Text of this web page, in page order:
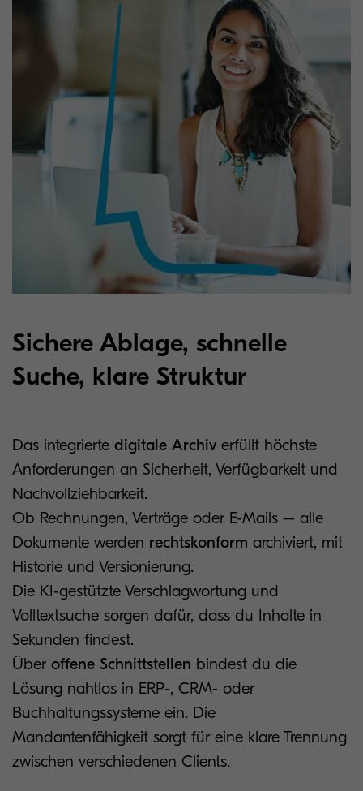
Sichere Ablage, schnelle
Suche, klare Struktur
Das integrierte digitale Archiv erfüllt höchste
Anforderungen an Sicherheit, Verfügbarkeit und
Nachvollziehbarkeit.
Ob Rechnungen, Verträge oder E-Mails – alle
Dokumente werden rechtskonform archiviert, mit
Historie und Versionierung.
Die KI-gestützte Verschlagwortung und
Volltextsuche sorgen dafür, dass du Inhalte in
Sekunden findest.
Über offene Schnittstellen bindest du die
Lösung nahtlos in ERP-, CRM- oder
Buchhaltungssysteme ein. Die
Mandantenfähigkeit sorgt für eine klare Trennung
zwischen verschiedenen Clients.